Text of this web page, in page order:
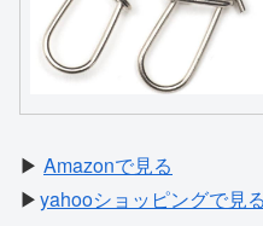
▶ Amazonで見る
▶yahooショッピングで見る